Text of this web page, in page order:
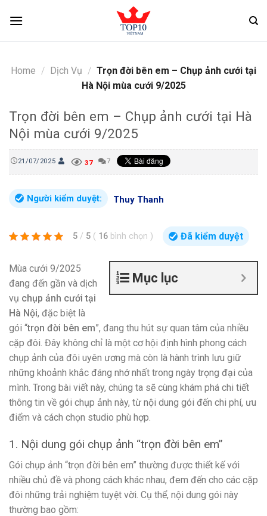
Home / Dịch Vụ / Trọn đời bên em – Chụp ảnh cưới tại
Hà Nội mùa cưới 9/2025
Trọn đời bên em – Chụp ảnh cưới tại Hà
Nội mùa cưới 9/2025
21/07/2025 37 7
Người kiểm duyệt: Thuy Thanh
5 / 5 ( 16 bình chọn ) Đã kiểm duyệt
Mục lục
Mùa cưới 9/2025
đang đến gần và dịch
vụ chụp ảnh cưới tại
Hà Nội, đặc biệt là
gói “trọn đời bên em”, đang thu hút sự quan tâm của nhiều
cặp đôi. Đây không chỉ là một cơ hội định hình phong cách
chụp ảnh của đôi uyên ương mà còn là hành trình lưu giữ
những khoảnh khắc đáng nhớ nhất trong ngày trọng đại của
mình. Trong bài viết này, chúng ta sẽ cùng khám phá chi tiết
thông tin về gói chụp ảnh này, từ nội dung gói đến chi phí, ưu
điểm và cách chọn studio phù hợp.
1. Nội dung gói chụp ảnh “trọn đời bên em”
Gói chụp ảnh “trọn đời bên em” thường được thiết kế với
nhiều chủ đề và phong cách khác nhau, đem đến cho các cặp
đôi những trải nghiệm tuyệt vời. Cụ thể, nội dung gói này
thường bao gồm: